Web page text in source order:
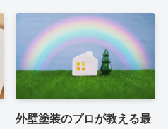
外壁塗装のプロが教える最